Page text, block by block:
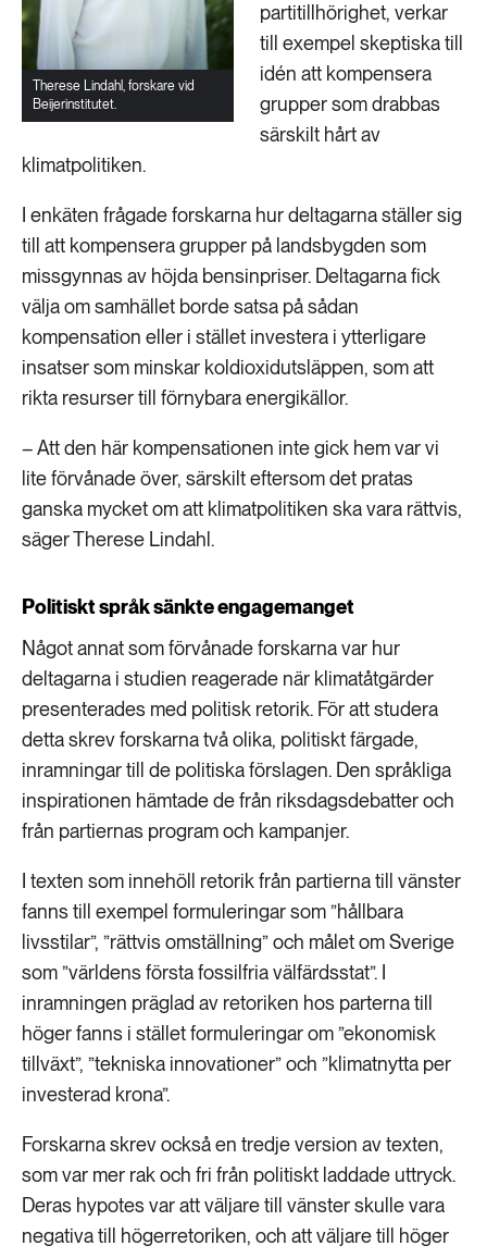
Therese Lindahl, forskare vid
Beijerinstitutet.
partitillhörighet, verkar
till exempel skeptiska till
idén att kompensera
grupper som drabbas
särskilt hårt av
klimatpolitiken.
I enkäten frågade forskarna hur deltagarna ställer sig
till att kompensera grupper på landsbygden som
missgynnas av höjda bensinpriser. Deltagarna fick
välja om samhället borde satsa på sådan
kompensation eller i stället investera i ytterligare
insatser som minskar koldioxidutsläppen, som att
rikta resurser till förnybara energikällor.
– Att den här kompensationen inte gick hem var vi
lite förvånade över, särskilt eftersom det pratas
ganska mycket om att klimatpolitiken ska vara rättvis,
säger Therese Lindahl.
Politiskt språk sänkte engagemanget
Något annat som förvånade forskarna var hur
deltagarna i studien reagerade när klimatåtgärder
presenterades med politisk retorik. För att studera
detta skrev forskarna två olika, politiskt färgade,
inramningar till de politiska förslagen. Den språkliga
inspirationen hämtade de från riksdagsdebatter och
från partiernas program och kampanjer.
I texten som innehöll retorik från partierna till vänster
fanns till exempel formuleringar som ”hållbara
livsstilar”, ”rättvis omställning” och målet om Sverige
som ”världens första fossilfria välfärdsstat”. I
inramningen präglad av retoriken hos parterna till
höger fanns i stället formuleringar om ”ekonomisk
tillväxt”, ”tekniska innovationer” och ”klimatnytta per
investerad krona”.
Forskarna skrev också en tredje version av texten,
som var mer rak och fri från politiskt laddade uttryck.
Deras hypotes var att väljare till vänster skulle vara
negativa till högerretoriken, och att väljare till höger